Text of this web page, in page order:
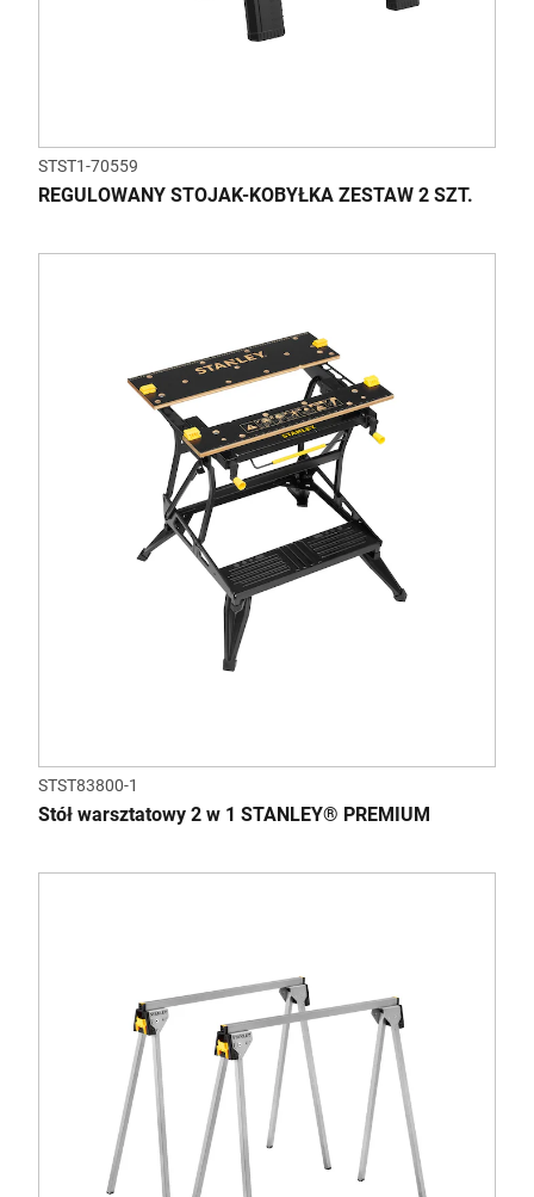
STST1-70559
REGULOWANY STOJAK-KOBYŁKA ZESTAW 2 SZT.
STST83800-1
Stół warsztatowy 2 w 1 STANLEY® PREMIUM